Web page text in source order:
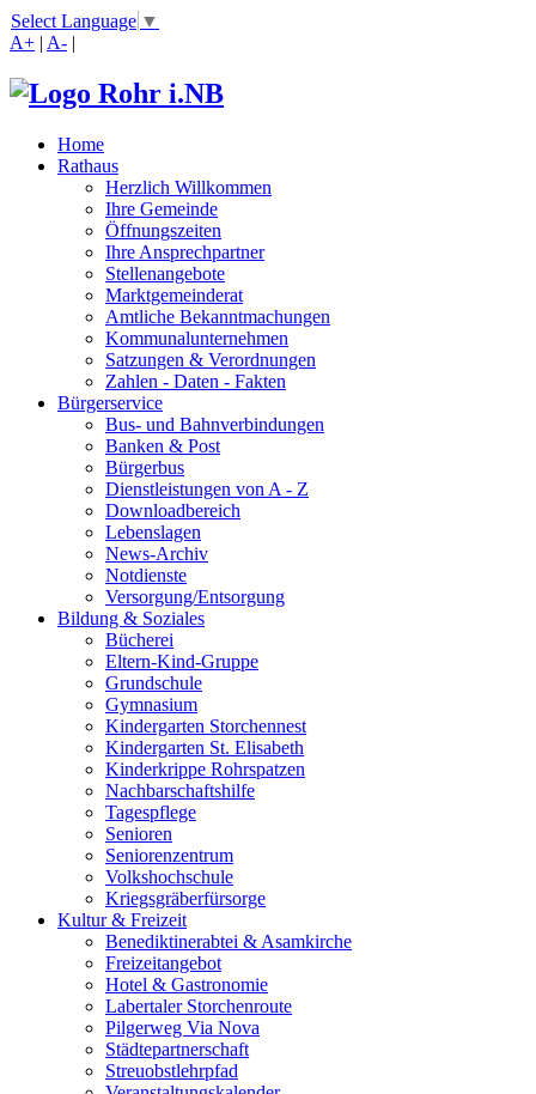
Select Language ▼
A+ | A- |
Home
Rathaus
Herzlich Willkommen
Ihre Gemeinde
Öffnungszeiten
Ihre Ansprechpartner
Stellenangebote
Marktgemeinderat
Amtliche Bekanntmachungen
Kommunalunternehmen
Satzungen & Verordnungen
Zahlen - Daten - Fakten
Bürgerservice
Bus- und Bahnverbindungen
Banken & Post
Bürgerbus
Dienstleistungen von A - Z
Downloadbereich
Lebenslagen
News-Archiv
Notdienste
Versorgung/Entsorgung
Bildung & Soziales
Bücherei
Eltern-Kind-Gruppe
Grundschule
Gymnasium
Kindergarten Storchennest
Kindergarten St. Elisabeth
Kinderkrippe Rohrspatzen
Nachbarschaftshilfe
Tagespflege
Senioren
Seniorenzentrum
Volkshochschule
Kriegsgräberfürsorge
Kultur & Freizeit
Benediktinerabtei & Asamkirche
Freizeitangebot
Hotel & Gastronomie
Labertaler Storchenroute
Pilgerweg Via Nova
Städtepartnerschaft
Streuobstlehrpfad